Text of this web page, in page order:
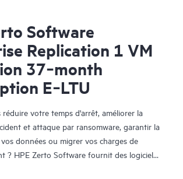
Software
Replication 1 VM
37‑month
E‑LTU
votre temps d'arrêt, améliorer la
et attaque par ransomware, garantir la
données ou migrer vos charges de
? HPE Zerto Software fournit des logiciels